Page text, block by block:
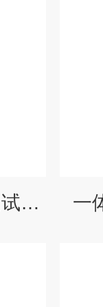
工业绝缘材料耐电弧测试设备 一